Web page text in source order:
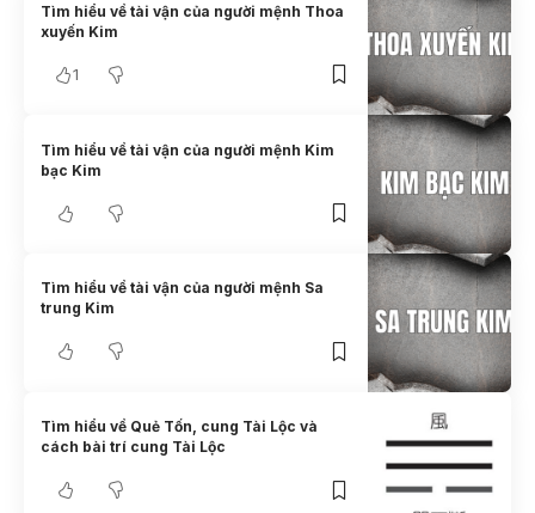
Tìm hiểu về tài vận của người mệnh Thoa
xuyến Kim
1
Tìm hiểu về tài vận của người mệnh Kim
bạc Kim
Tìm hiểu về tài vận của người mệnh Sa
trung Kim
Tìm hiểu về Quẻ Tốn, cung Tài Lộc và
cách bài trí cung Tài Lộc